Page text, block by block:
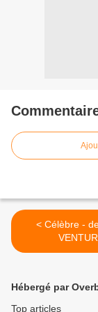
< Célèbre - de Maud
Hébergé par
Top articles